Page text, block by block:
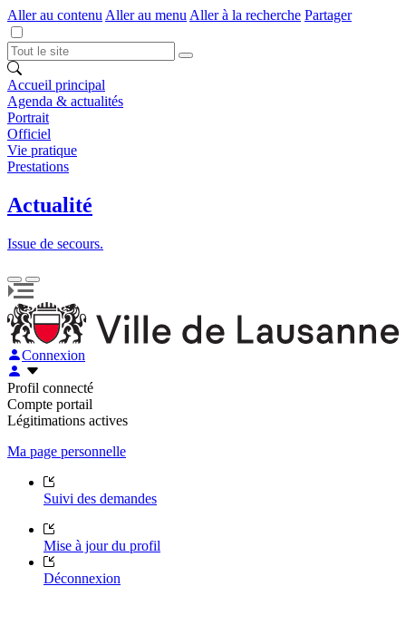
Aller au contenu Aller au menu Aller à la recherche Partager
Accueil principal
Agenda & actualités
Portrait
Officiel
Vie pratique
Prestations
Actualité
Issue de secours.
Connexion
Profil connecté
Compte portail
Légitimations actives
Ma page personnelle
Suivi des demandes
Mise à jour du profil
Déconnexion